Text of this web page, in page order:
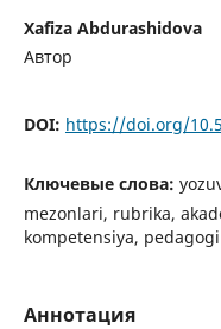
Xafiza Abdurashidova
Автор
DOI: https://doi.org/
Ключевые слова:
mezonlari, rubrika,
kompetensiya,
Аннотация